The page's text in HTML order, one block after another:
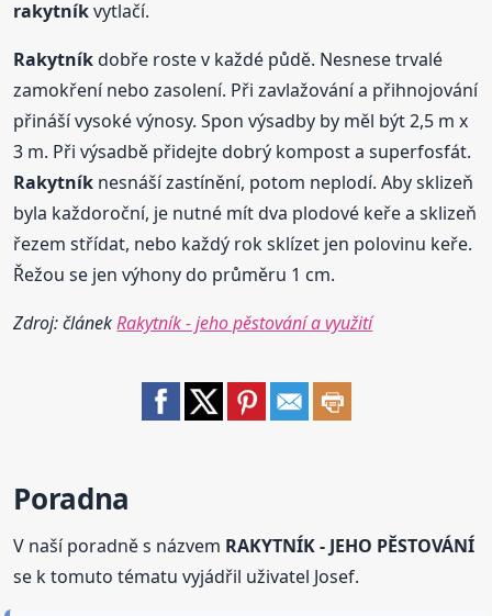
rakytníkvytlačí.
Rakytníkdobře roste v každé půdě. Nesnese trvalé
zamokření nebo zasolení. Při zavlažování a přihnojování
přináší vysoké výnosy. Spon výsadby by měl být 2,5 m x
3 m. Při výsadbě přidejte dobrý kompost a superfosfát.
Rakytník nesnáší zastínění, potom neplodí. Aby sklizeň
byla každoroční, je nutné mít dva plodové keře a sklizeň
řezem střídat, nebo každý rok sklízet jen polovinu keře.
Řežou se jen výhony do průměru 1 cm.
Zdroj: článekRakytník - jeho pěstování a využití
Poradna
V naší poradně s názvem RAKYTNÍK - JEHO PĚSTOVÁNÍ
se k tomuto tématu vyjádřil uživatel Josef.